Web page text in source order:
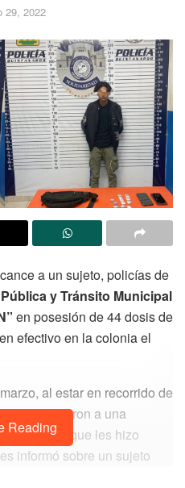
29, 2022
a un sujeto, policías de
y Tránsito Municipal
en posesión de 44 dosis de
efectivo en la colonia el
al estar en recorrido de
observaron a una
Central que les hizo
informó sobre un sujeto
Reading